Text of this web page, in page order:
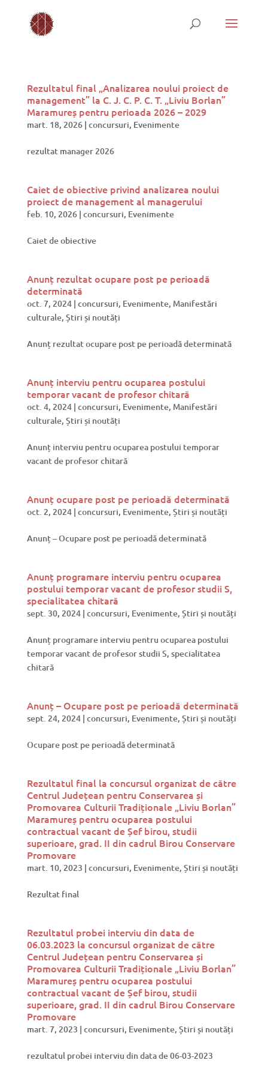
Rezultatul final „Analizarea noului proiect de
management” la C. J. C. P. C. T. „Liviu Borlan”
Maramureș pentru perioada 2026 – 2029
mart. 18, 2026| concursuri, Evenimente
rezultat manager 2026
Caiet de obiective privind analizarea noului
proiect de management al managerului
feb. 10, 2026| concursuri, Evenimente
Caiet de obiective
Anunț rezultat ocupare post pe perioadă
determinată
oct. 7, 2024| concursuri, Evenimente, Manifestări
culturale, Știri și noutăți
Anunț rezultat ocupare post pe perioadă determinată
Anunț interviu pentru ocuparea postului
temporar vacant de profesor chitară
oct. 4, 2024| concursuri, Evenimente, Manifestări
culturale, Știri și noutăți
Anunț interviu pentru ocuparea postului temporar
vacant de profesor chitară
Anunț ocupare post pe perioadă determinată
oct. 2, 2024| concursuri, Evenimente, Știri și noutăți
Anunț – Ocupare post pe perioadă determinată
Anunț programare interviu pentru ocuparea
postului temporar vacant de profesor studii S,
specialitatea chitară
sept. 30, 2024| concursuri, Evenimente, Știri și noutăți
Anunț programare interviu pentru ocuparea postului
temporar vacant de profesor studii S, specialitatea
chitară
Anunț – Ocupare post pe perioadă determinată
sept. 24, 2024| concursuri, Evenimente, Știri și noutăți
Ocupare post pe perioadă determinată
Rezultatul final la concursul organizat de către
Centrul Județean pentru Conservarea și
Promovarea Culturii Tradiționale „Liviu Borlan”
Maramureș pentru ocuparea postului
contractual vacant de Șef birou, studii
superioare, grad. II din cadrul Birou Conservare
Promovare
mart. 10, 2023 | concursuri, Evenimente, Știri și noutăți
Rezultat final
Rezultatul probei interviu din data de
06.03.2023 la concursul organizat de către
Centrul Județean pentru Conservarea și
Promovarea Culturii Tradiționale „Liviu Borlan”
Maramureș pentru ocuparea postului
contractual vacant de Șef birou, studii
superioare, grad. II din cadrul Birou Conservare
Promovare
mart. 7, 2023 | concursuri, Evenimente, Știri și noutăți
rezultatul probei interviu din data de 06-03-2023